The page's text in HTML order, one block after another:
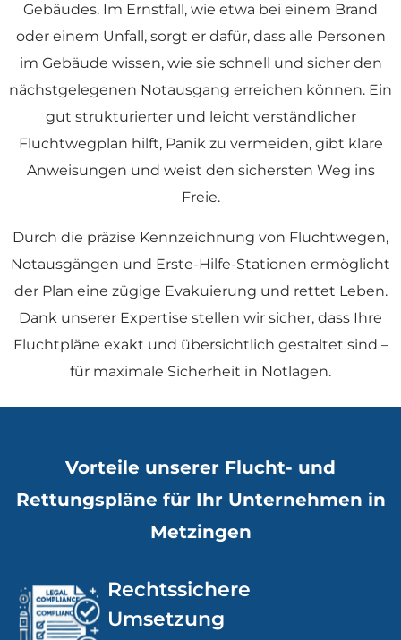
Gebäudes. Im Ernstfall, wie etwa bei einem Brand
oder einem Unfall, sorgt er dafür, dass alle Personen
im Gebäude wissen, wie sie schnell und sicher den
nächstgelegenen Notausgang erreichen können. Ein
gut strukturierter und leicht verständlicher
Fluchtwegplan hilft, Panik zu vermeiden, gibt klare
Anweisungen und weist den sichersten Weg ins
Freie.
Durch die präzise Kennzeichnung von Fluchtwegen,
Notausgängen und Erste-Hilfe-Stationen ermöglicht
der Plan eine zügige Evakuierung und rettet Leben.
Dank unserer Expertise stellen wir sicher, dass Ihre
Fluchtpläne exakt und übersichtlich gestaltet sind –
für maximale Sicherheit in Notlagen.
Vorteile unserer Flucht- und
Rettungspläne für Ihr Unternehmen in
Metzingen
Rechtssichere
Umsetzung